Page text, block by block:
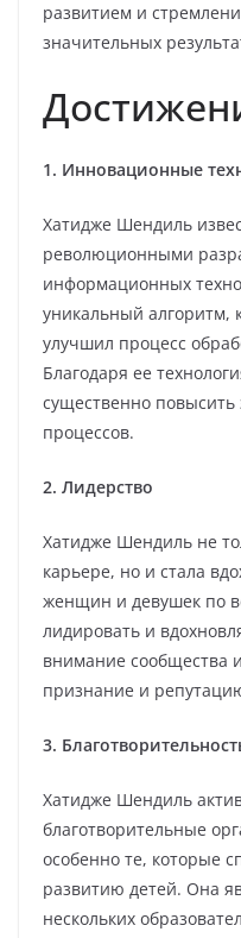
развитием и
значительных
1. Инновационные
Хатидже Шендиль
революционными
информационных
уникальный алгоритм,
улучшил процесс
Благодаря ее
существенно повысить
процессов.
2. Лидерство
Хатидже Шендиль не
карьере, но и стала
женщин и девушек по
лидировать и
внимание сообщества
признание и
3.
Хатидже Шендиль
благотворительные
особенно те, которые
развитию детей. Она
нескольких